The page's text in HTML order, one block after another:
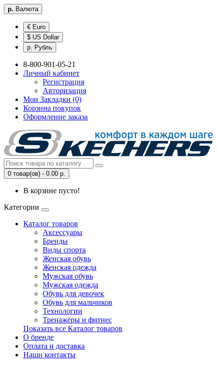
р. Валюта
€ Euro
$ US Dollar
р. Рубль
8-800-901-05-21
Личный кабинет
Регистрация
Авторизация
Мои Закладки (0)
Корзина покупок
Оформление заказа
0 товар(ов) - 0.00 р.
В корзине пусто!
Категории
Каталог товаров
Аксессуары
Бренды
Виды спорта
Женская обувь
Женская одежда
Мужская обувь
Мужская одежда
Обувь для девочек
Обувь для мальчиков
Технологии
Тренажёры и фитнес
Показать все Каталог товаров
О бренде
Оплата и доставка
Наши контакты